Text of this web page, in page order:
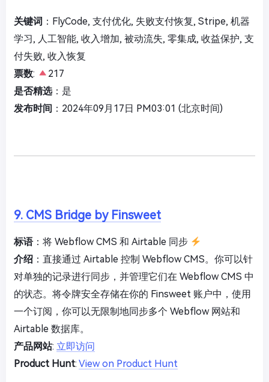
关键词 ：FlyCode, 支付优化, 失败支付恢复, Stripe, 机器
学习, 人工智能, 收入增加, 被动流失, 零集成, 收益保护, 支
付失败, 收入恢复
票数:
217
是否精选：是
发布时间 ：2024年09月17日 PM03:01 (北京时间)
9. CMS Bridge by Finsweet
标语：将 Webflow CMS 和 Airtable 同步
介绍 ：直接通过 Airtable 控制 Webflow CMS。你可以针
对单独的记录进行同步，并管理它们在 Webflow CMS 中
的状态。将令牌安全存储在你的 Finsweet 账户中，使用
一个订阅，你可以无限制地同步多个 Webflow 网站和
Airtable 数据库。
产品网站: 立即访问
Product Hunt: View on Product Hunt